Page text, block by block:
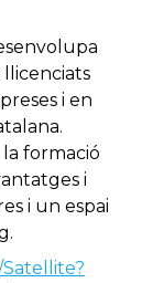
llicenciats
i en
formació
i
i un espai